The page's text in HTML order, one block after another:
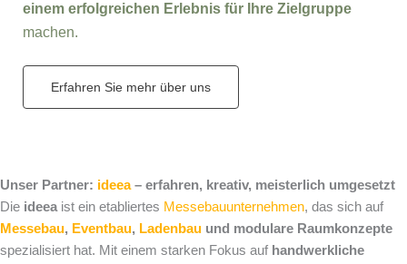
einem erfolgreichen Erlebnis für Ihre Zielgruppe
machen.
Erfahren Sie mehr über uns
Unser Partner: ideea– erfahren, kreativ, meisterlich umgesetzt
Die ideeaist ein etabliertes Messebauunternehmen, das sich auf
Messebau, Eventbau, Ladenbau und modulare Raumkonzepte
spezialisiert hat. Mit einem starken Fokus auf handwerkliche